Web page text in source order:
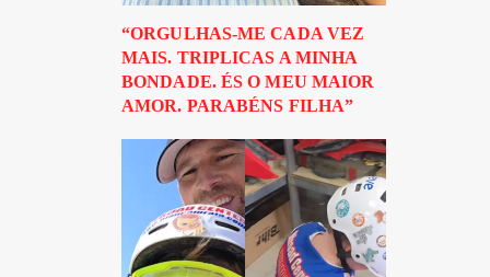
“ORGULHAS-ME CADA VEZ
MAIS. TRIPLICAS A MINHA
BONDADE. ÉS O MEU MAIOR
AMOR. PARABÉNS FILHA”